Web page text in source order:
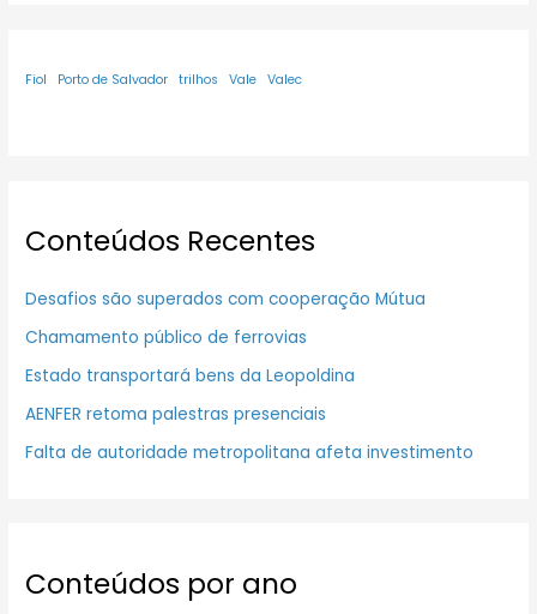
Fiol Porto de Salvador trilhos Vale Valec
Conteúdos Recentes
Desafios são superados com cooperação Mútua
Chamamento público de ferrovias
Estado transportará bens da Leopoldina
AENFER retoma palestras presenciais
Falta de autoridade metropolitana afeta investimento
Conteúdos por ano